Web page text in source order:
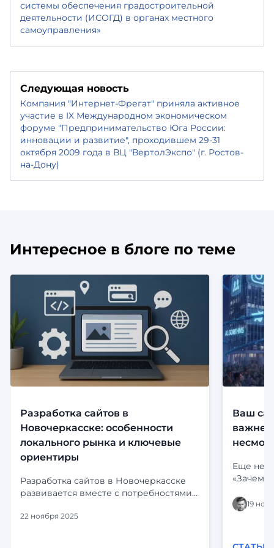
системы обеспечения градостроительной
деятельности (ИСОГД) в органах местного
самоуправления»
Следующая новость
Компания "Интернет-Фрегат" приняла активное
участие в IX Международном экономическом
форуме "Предпринимательство Юга России:
инновации и развитие", проходившем 29-31
октября 2009 года в ВЦ "ВертолЭкспо" (г. Ростов-
на-Дону)
Интересное в блоге по теме
Разработка сайтов в
Новочеркасске: особенности
локального рынка и ключевые
ориентиры
Разработка сайтов в Новочеркасске
развивается вместе с потребностями
давно выходят за рамки обычных
22 ноября 2025
Ваш
Еще
«Зачем
19